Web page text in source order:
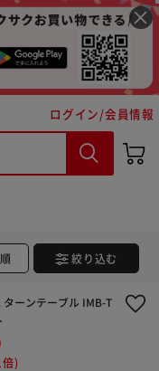
ログイン/会員情報
絞り込む
ーンテーブル IMB-T
)